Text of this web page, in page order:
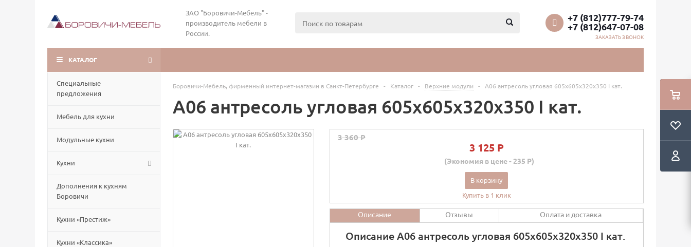
ЗАО "Боровичи-Мебель" -
производитель мебели в
России.
+7 (812)777-79-74
+7 (812)647-07-08
ЗАКАЗАТЬ ЗВОНОК
КАТАЛОГ
Специальные
предложения
Мебель для кухни
Модульные кухни
Кухни
Дополнения к кухням
Боровичи
Кухни «Престиж»
Кухни «Классика»
Боровичи-Мебель, фирменный интернет-магазин в Санкт-Петербурге - Каталог - Верхние модули - А06 антресоль угловая 605х605х320х350 I кат.
А06 антресоль угловая 605х605х320х350 I кат.
3 360 P
3 125 P
(Экономия в цене - 235 P)
В корзину
Купить в 1 клик
Описание Отзывы Оплата и доставка
Описание А06 антресоль угловая 605х605х320х350 I кат.